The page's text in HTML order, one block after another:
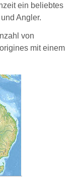
ein beliebtes
Angler.
von
mit einem